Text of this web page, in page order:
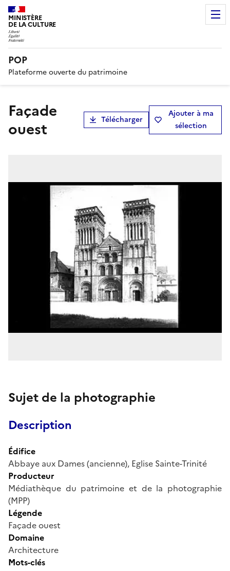
MINISTÈRE
DE LA CULTURE
POP
Plateforme ouverte du patrimoine
Façade
ouest
Télécharger
Ajouter à ma
sélection
Sujet de la photographie
Description
Édifice
Abbaye aux Dames (ancienne), Eglise Sainte-Trinité
Producteur
Médiathèque du patrimoine et de la photographie
(MPP)
Légende
Façade ouest
Domaine
Architecture
Mots-clés